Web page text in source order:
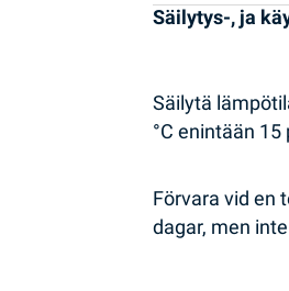
Säilytys-, ja
Säilytä
°C enintään
Förvara vid en
dagar, men